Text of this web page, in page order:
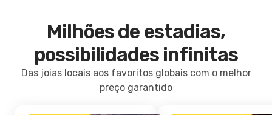
Milhões de estadias,
possibilidades infinitas
Das joias locais aos favoritos globais com o melhor
preço garantido